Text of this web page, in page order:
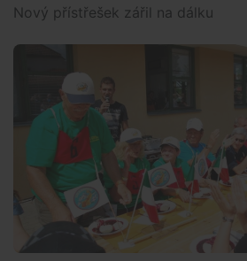
Nový přístřešek zářil na dálku